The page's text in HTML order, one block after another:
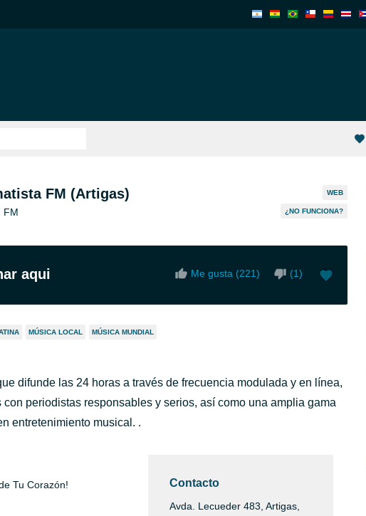
FM (Artigas)
FM
WEB
¿NO FUNCIONA?
aqui Me gusta (221) (1)
MÚSICA LOCAL MÚSICA MUNDIAL
difunde las 24 horas a través de frecuencia modulada y en línea,
con periodistas responsables y serios, así como una amplia gama
entretenimiento musical. .
Tu Corazón! Contacto
Avda. Lecueder 483, Artigas,